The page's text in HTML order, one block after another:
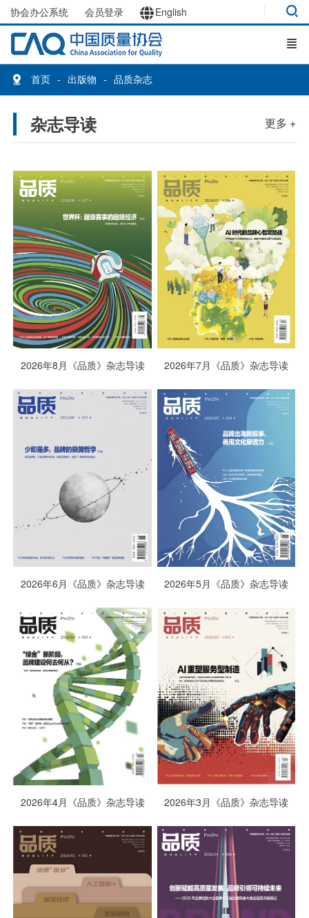
协会办公系统 会员登录 English
首页 出版物 品质杂志
杂志导读 更多 +
2026年8月《品质》杂志导读 2026年7月《品质》杂志导读
2026年6月《品质》杂志导读 2026年5月《品质》杂志导读
2026年4月《品质》杂志导读 2026年3月《品质》杂志导读